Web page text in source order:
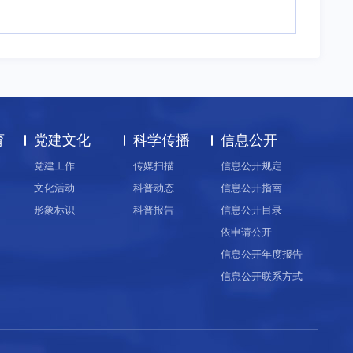
党建文化
党建工作
文化活动
形象标识
科学传播
传媒扫描
科普动态
科普报告
信息公开
信息公开规定
信息公开指南
信息公开目录
依申请公开
信息公开年度报告
信息公开联系方式